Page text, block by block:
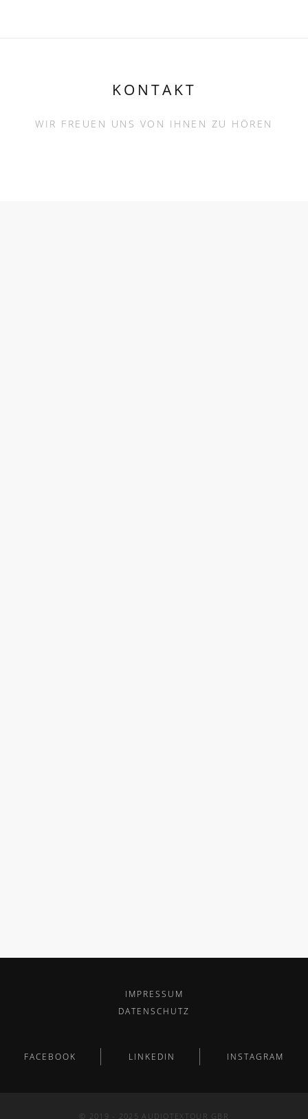
KONTAKT
WIR FREUEN UNS VON IHNEN ZU HÖREN
IMPRESSUM
DATENSCHUTZ
FACEBOOK LINKEDIN INSTAGRAM
© 2019 - 2025 AUDIOTEXTOUR GBR